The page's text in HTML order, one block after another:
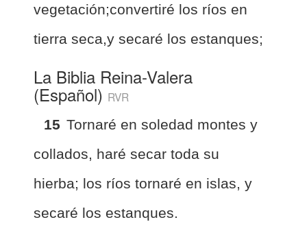
vegetación;convertiré los ríos en
tierra seca,y secaré los estanques;
La Biblia Reina-Valera
(Español) RVR
15 Tornaré en soledad montes y
collados, haré secar toda su
hierba; los ríos tornaré en islas, y
secaré los estanques.